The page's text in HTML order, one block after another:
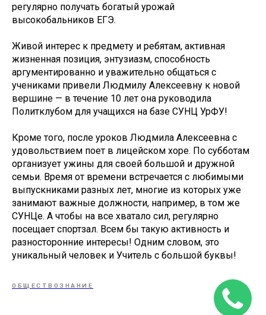
регулярно получать богатый урожай
высокобальников ЕГЭ.
Живой интерес к предмету и ребятам, активная
жизненная позиция, энтузиазм, способность
аргументированно и уважительно общаться с
учениками привели Людмилу Алексеевну к новой
вершине — в течение 10 лет она руководила
Политклубом для учащихся на базе СУНЦ УрФУ!
Кроме того, после уроков Людмила Алексеевна с
удовольствием поет в лицейском хоре. По субботам
организует ужины для своей большой и дружной
семьи. Время от времени встречается с любимыми
выпускниками разных лет, многие из которых уже
занимают важные должности, например, в том же
СУНЦе. А чтобы на все хватало сил, регулярно
посещает спортзал. Всем бы такую активность и
разносторонние интересы! Одним словом, это
уникальный человек и Учитель с большой буквы!
ОБЩЕСТВОЗНАНИЕ